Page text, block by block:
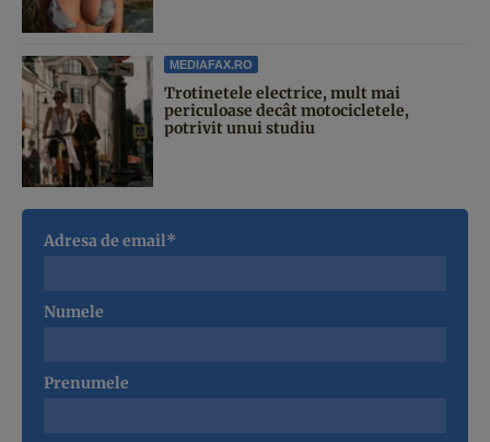
MEDIAFAX.RO
Trotinetele electrice, mult mai
periculoase decât motocicletele,
potrivit unui studiu
Adresa de email*
Numele
Prenumele